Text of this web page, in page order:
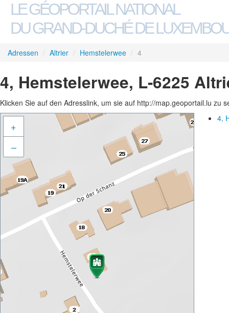
LE GÉOPORTAIL NATIONAL
DU GRAND-DUCHÉ DE
Adressen / Altrier / Hemstelerwee / 4
4, Hemstelerwee, L-6225
Klicken Sie auf den Adresslink, um sie auf http://map.geoportail.lu zu
+
–
4,